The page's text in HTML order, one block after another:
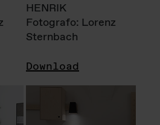
HENRIK
Fotografo: Lorenz
Sternbach
Download